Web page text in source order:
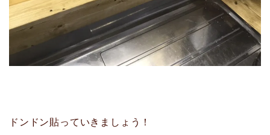
ドンドン貼っていきましょう！